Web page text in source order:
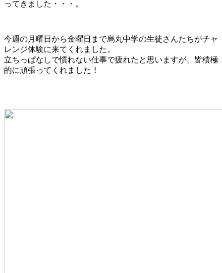
ってきました・・・。
今週の月曜日から金曜日まで烏丸中学の生徒さんたちがチャ
レンジ体験に来てくれました。
立ちっぱなしで慣れない仕事で疲れたと思いますが、皆積極
的に頑張ってくれました！